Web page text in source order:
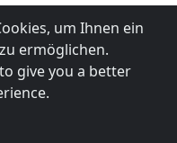
um Ihnen ein
ermöglichen.
give you a better